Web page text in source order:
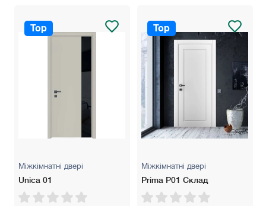
Колір: Білий, білий сніжний, слонова кістка, сірий, сірий
світлий (без додаткової оплати).
В ціну полотна не включена вартість петель та механізму
* Будь ласка, зʼясуте точну вартість дверей у менеджера в
зв'язку із можливою зміною курсу валют!
Top
Міжкімнатні двері
Unica 01
Top
Міжкімнатні двері
Prima P01 Склад